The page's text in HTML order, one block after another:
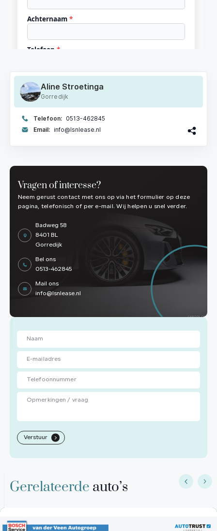
Aline Stroetinga
Gorredijk
Telefoon: 0513-462845
Email: info@lsnlease.nl
Vragen of interesse?
Neem gerust contact met ons op via het formulier op deze
pagina, telefonisch of per e-mail. Wij helpen u snel verder.
Badweg 58
8401 BL
Gorredijk
Bel ons
0513-462845
Mail ons
info@lsnlease.nl
Verstuur .
Gerelateerde auto’s